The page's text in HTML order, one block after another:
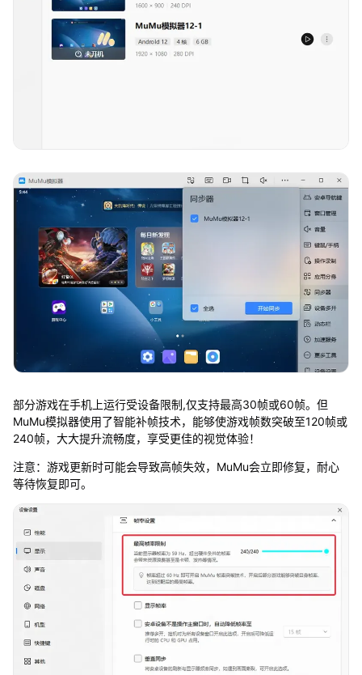
部分游戏在手机上运行受设备限制,仅支持最高30帧或60帧。但
MuMu模拟器使用了智能补帧技术，能够使游戏帧数突破至120帧或
240帧，大大提升流畅度，享受更佳的视觉体验！
注意：游戏更新时可能会导致高帧失效，MuMu会立即修复，耐心
等待恢复即可。